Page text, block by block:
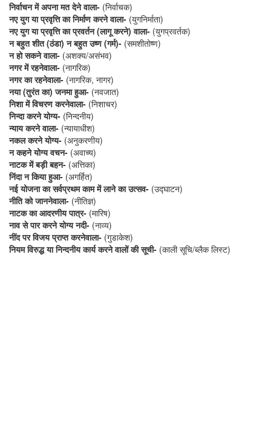
निर्वाचन में अपना मत देने वाला- (निर्वाचक)
नए युग या प्रवृत्ति का निर्माण करने वाला- (युगनिर्माता)
नए युग या प्रवृत्ति का प्रवर्तन (लागू करने) वाला- (युगप्रवर्तक)
न बहुत शीत (ठंडा) न बहुत उष्ण (गर्म)- (समशीतोष्ण)
न हो सकने वाला- (अशक्य/असंभव)
नगर में रहनेवाला- (नागरिक)
नगर का रहनेवाला- (नागरिक, नागर)
नया (तुरंत का) जनमा हुआ- (नवजात)
निशा में विचरण करनेवाला- (निशाचर)
निन्दा करने योग्य- (निन्दनीय)
न्याय करने वाला- (न्यायाधीश)
नकल करने योग्य- (अनुकरणीय)
न कहने योग्य वचन- (अवाच्य)
नाटक में बड़ी बहन- (अत्तिका)
निंदा न किया हुआ- (अगर्हित)
नई योजना का सर्वप्रथम काम में लाने का उत्सव- (उद्घाटन)
नीति को जाननेवाला- (नीतिज्ञ)
नाटक का आदरणीय पात्र- (मारिष)
नाव से पार करने योग्य नदी- (नाव्य)
नींद पर विजय प्राप्त करनेवाला- (गुडाकेश)
नियम विरुद्ध या निन्दनीय कार्य करने वालों की सूची- (काली सूचि/ब्लैक लिस्ट)